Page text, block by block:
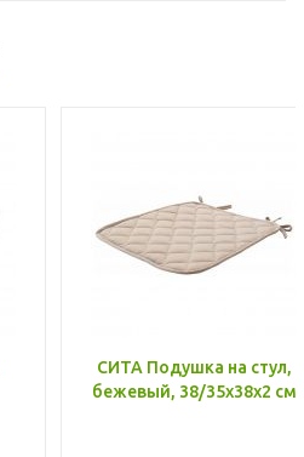
СИТА Подушка на стул,
бежевый, 38/35x38x2 см